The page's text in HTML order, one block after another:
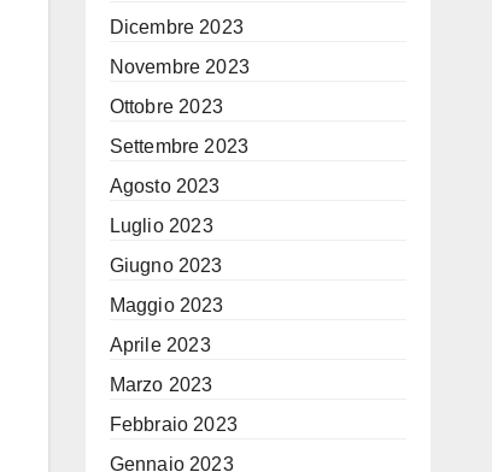
Dicembre 2023
Novembre 2023
Ottobre 2023
Settembre 2023
Agosto 2023
Luglio 2023
Giugno 2023
Maggio 2023
Aprile 2023
Marzo 2023
Febbraio 2023
Gennaio 2023